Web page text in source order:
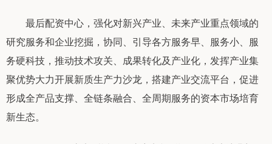
最后配资中心，强化对新兴产业、未来产业重点领域的
研究服务和企业挖掘，协同、引导各方服务早、服务小、服
务硬科技，推动技术攻关、成果转化及产业化，发挥产业集
聚优势大力开展新质生产力沙龙，搭建产业交流平台，促进
形成全产品支撑、全链条融合、全周期服务的资本市场培育
新生态。